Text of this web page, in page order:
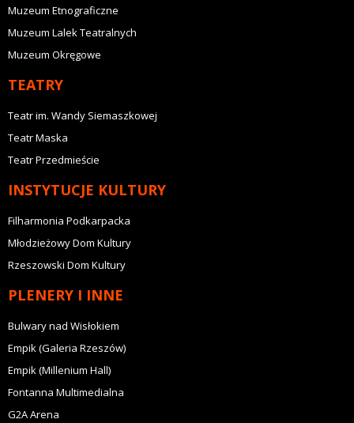
Muzeum Etnograficzne
Muzeum Lalek Teatralnych
Muzeum Okręgowe
TEATRY
Teatr im. Wandy Siemaszkowej
Teatr Maska
Teatr Przedmieście
INSTYTUCJE KULTURY
Filharmonia Podkarpacka
Młodzieżowy Dom Kultury
Rzeszowski Dom Kultury
PLENERY I INNE
Bulwary nad Wisłokiem
Empik (Galeria Rzeszów)
Empik (Millenium Hall)
Fontanna Multimedialna
G2A Arena